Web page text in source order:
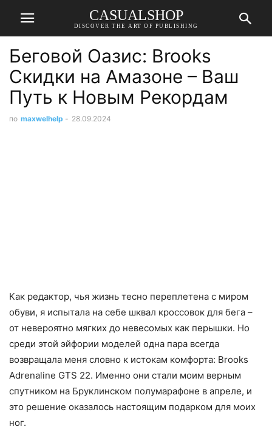
CASUALSHOP
DISCOVER THE ART OF PUBLISHING
Беговой Оазис: Brooks
Скидки на Амазоне – Ваш
Путь к Новым Рекордам
по maxwelhelp - 28.09.2024
Как редактор, чья жизнь тесно переплетена с миром
обуви, я испытала на себе шквал кроссовок для бега –
от невероятно мягких до невесомых как перышки. Но
среди этой эйфории моделей одна пара всегда
возвращала меня словно к истокам комфорта: Brooks
Adrenaline GTS 22. Именно они стали моим верным
спутником на Бруклинском полумарафоне в апреле, и
это решение оказалось настоящим подарком для моих
ног.